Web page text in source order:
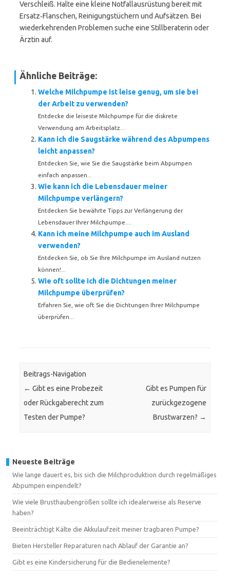
Verschleiß. Halte eine kleine Notfallausrüstung bereit mit
Ersatz‑Flanschen, Reinigungstüchern und Aufsätzen. Bei
wiederkehrenden Problemen suche eine Stillberaterin oder
Ärztin auf.
Ähnliche Beiträge:
Welche Milchpumpe ist leise genug, um sie bei
der Arbeit zu verwenden?
Entdecke die leiseste Milchpumpe für die diskrete
Verwendung am Arbeitsplatz....
Kann ich die Saugstärke während des Abpumpens
leicht anpassen?
Entdecken Sie, wie Sie die Saugstärke beim Abpumpen
einfach anpassen...
Wie kann ich die Lebensdauer meiner
Milchpumpe verlängern?
Entdecken Sie bewährte Tipps zur Verlängerung der
Lebensdauer Ihrer Milchpumpe....
Kann ich meine Milchpumpe auch im Ausland
verwenden?
Entdecken Sie, ob Sie Ihre Milchpumpe im Ausland nutzen
können!...
Wie oft sollte ich die Dichtungen meiner
Milchpumpe überprüfen?
Erfahren Sie, wie oft Sie die Dichtungen Ihrer Milchpumpe
überprüfen...
Beitrags-Navigation
← Gibt es eine Probezeit
oder Rückgaberecht zum
Testen der Pumpe?
Gibt es Pumpen für
zurückgezogene
Brustwarzen? →
Neueste Beiträge
Wie lange dauert es, bis sich die Milchproduktion durch regelmäßiges
Abpumpen einpendelt?
Wie viele Brusthaubengrößen sollte ich idealerweise als Reserve
haben?
Beeinträchtigt Kälte die Akkulaufzeit meiner tragbaren Pumpe?
Bieten Hersteller Reparaturen nach Ablauf der Garantie an?
Gibt es eine Kindersicherung für die Bedienelemente?